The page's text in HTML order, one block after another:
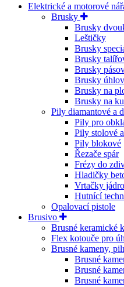
Elektrické a motorové
Brusky
Brusky
Leštičky
Brusky
Brusky
Brusky
Brusky
Brusky na
Brusky na
Pily diamantové a
Pily pro
Pily stolové
Pily blokové
Řezače spár
Frézy do
Hladičky
Vrtačky
Hutnící
Opalovací pistole
Brusivo
Brusné keramické
Flex kotouče pro
Brusné kameny,
Brusné
Brusné
Brusné